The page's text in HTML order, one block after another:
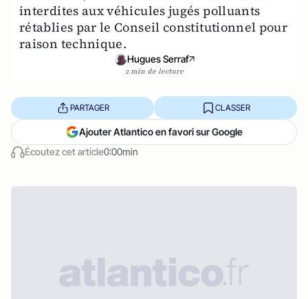
interdites aux véhicules jugés polluants
rétablies par le Conseil constitutionnel pour
raison technique.
Hugues Serraf
2 min de lecture
Écoutez cet article0:00min
PARTAGER CLASSER
Ajouter Atlantico en favori sur Google